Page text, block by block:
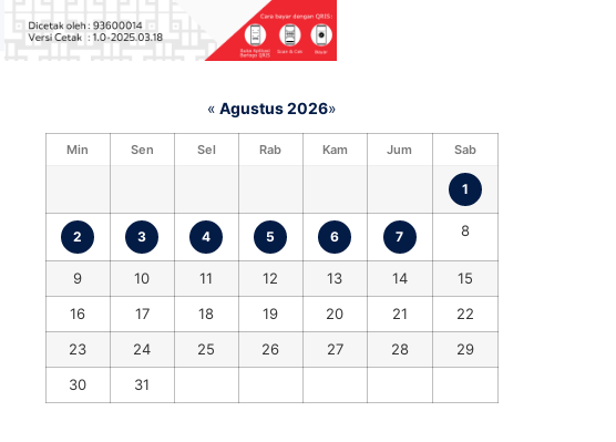
« Agustus 2026»
Min Sen Sel Rab Kam Jum Sab
1
2 3 4 5 6 7 8
9 10 11 12 13 14
15
16
17 18 19 20 21
22
23
24 25 26 27 28
29
30
31